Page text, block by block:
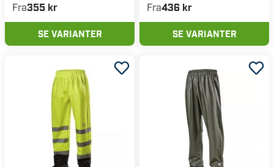
Fra355 kr
SE VARIANTER
Fra436 kr
SE VARIANTER